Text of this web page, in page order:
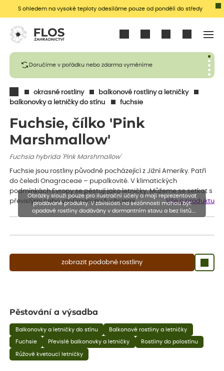
S ohledem na vysoké teploty odesíláme pouze od pondělí do středy
Doručíme v pořádku nebo zdarma vyměníme
okrasné rostliny
balkonové rostliny a letničky
balkonovky a letničky do stínu
fuchsie
Fuchsie, čílko 'Pink
Marshmallow'
Fuchsia hybrida 'Pink Marshmallow'
Fuchsie jsou rostliny původně pocházející z Jižní Ameriky. Patří
do čeledi Onagraceae – pupalkovité. V klimatických
podmínkách Evropy se pěstují jako letničky. Můžeme se setkat s
převislými nebo vzpřímenými fuchsiemi,…
Vše o produktu
zobrazit podobné rostliny
Obrázky slouží pouze pro ilustrační účely a mají reprezentovat
prodávané produkty. V závislosti na sezónnosti mohou být
opadavé rostliny dodávány v dormantním stavu a bez listů.
Rostliny mohou být také sestřiženy níže, než je uvedená výška,
Pěstování a výsadba
Balkonovky a letničky do stínu Balkonové rostliny a letničky
Fuchsie Převislé balkonovky a letničky Rostliny do polostínu
Růžově kvetoucí letničky